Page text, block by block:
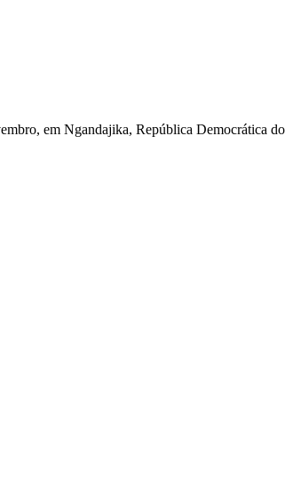
em Ngandajika, República Democrática do